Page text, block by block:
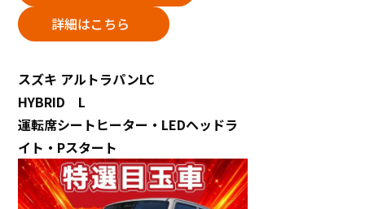
詳細はこちら
スズキ アルトラパンLC
HYBRID L
運転席シートヒーター・LEDヘッドラ
イト・Pスタート